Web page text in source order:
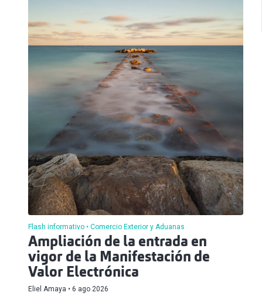
Flash informativo Comercio Exterior y Aduanas
Ampliación de la entrada en
vigor de la Manifestación de
Valor Electrónica
Eliel Amaya 6 ago 2026